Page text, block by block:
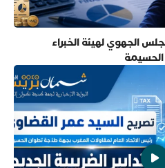
الجهوي لهيئة الخبراء